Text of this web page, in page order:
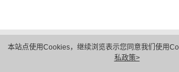
本站点使用Cookies，继续浏览表示您同意我们使用
私政策>
隐私保护
法律声明